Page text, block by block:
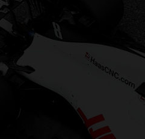
F1
F1
F1
F1